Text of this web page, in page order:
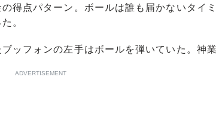
得点パターン。ボールは誰も届かないタイミ
。
ッフォンの左手はボールを弾いていた。神業
ADVERTISEMENT